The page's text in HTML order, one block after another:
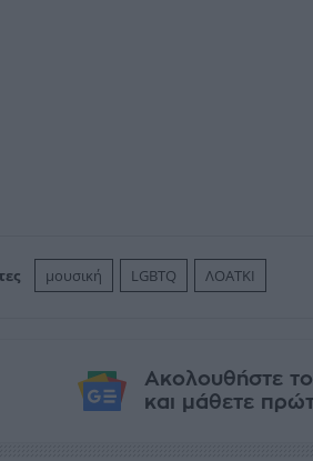
μουσική LGBTQ ΛΟΑΤΚΙ
Ακολουθήστε
και μάθετε